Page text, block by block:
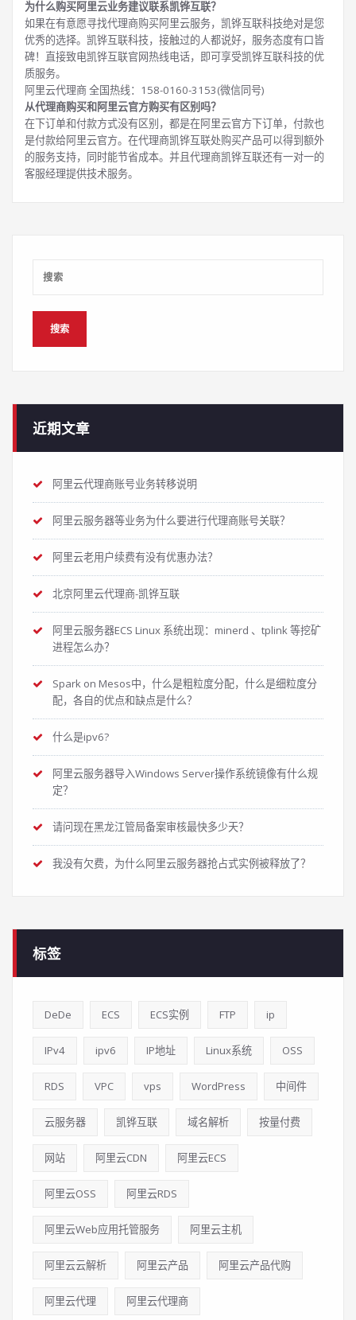
为什么购买阿里云业务建议联系凯铧互联？
如果在有意愿寻找代理商购买阿里云服务，凯铧互联科技绝对是您
优秀的选择。凯铧互联科技，接触过的人都说好，服务态度有口皆
碑！直接致电凯铧互联官网热线电话，即可享受凯铧互联科技的优
质服务。
阿里云代理商 全国热线：158-0160-3153(微信同号)
从代理商购买和阿里云官方购买有区别吗？
在下订单和付款方式没有区别，都是在阿里云官方下订单，付款也
是付款给阿里云官方。在代理商凯铧互联处购买产品可以得到额外
的服务支持，同时能节省成本。并且代理商凯铧互联还有一对一的
客服经理提供技术服务。
近期文章
阿里云代理商账号业务转移说明
阿里云服务器等业务为什么要进行代理商账号关联？
阿里云老用户续费有没有优惠办法？
北京阿里云代理商-凯铧互联
阿里云服务器ECS Linux 系统出现：minerd 、tplink 等挖矿
进程怎么办？
Spark on Mesos中，什么是粗粒度分配，什么是细粒度分
配，各自的优点和缺点是什么？
什么是ipv6?
阿里云服务器导入Windows Server操作系统镜像有什么规
定？
请问现在黑龙江管局备案审核最快多少天？
我没有欠费，为什么阿里云服务器抢占式实例被释放了？
标签
DeDe ECS ECS实例 FTP ip
IPv4 ipv6 IP地址 Linux系统 OSS
RDS VPC vps WordPress 中间件
云服务器 凯铧互联 域名解析 按量付费
网站 阿里云CDN 阿里云ECS
阿里云OSS 阿里云RDS
阿里云Web应用托管服务 阿里云主机
阿里云云解析 阿里云产品 阿里云产品代购
阿里云代理 阿里云代理商